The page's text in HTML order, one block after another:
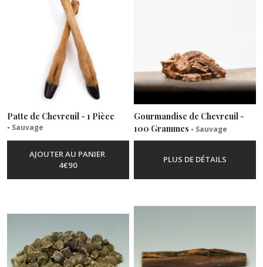
Patte de Chevreuil - 1 Pièce
- Sauvage
AJOUTER AU PANIER
4€90
Gourmandise de Chevreuil -
100 Grammes - Sauvage
PLUS DE DÉTAILS